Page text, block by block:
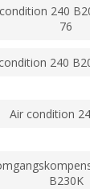
240
76
240
Air condition
B230K